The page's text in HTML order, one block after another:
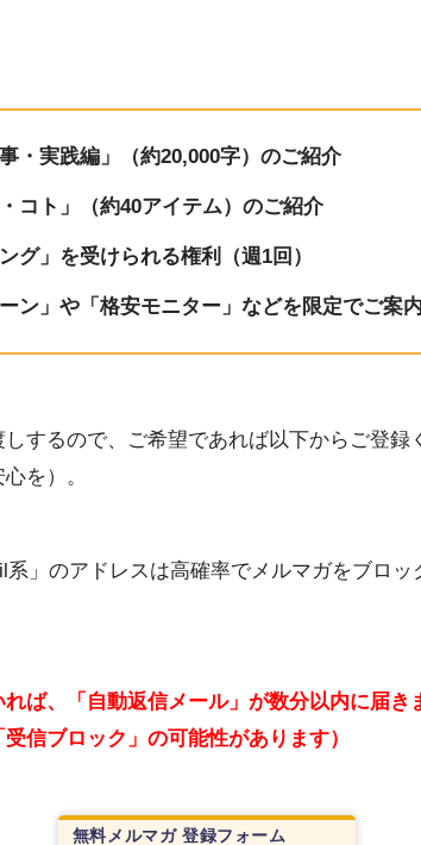
・実践編」（約20,000字）のご紹介
コト」（約40アイテム）のご紹介
グ」を受けられる権利（週1回）
ン」や「格安モニター」などを限定でご案内
するので、ご希望であれば以下からご登録
を）。
」のアドレスは高確率でメルマガをブロッ
ば、「自動返信メール」が数分以内に届き
信ブロック」の可能性があります）
無料メルマガ 登録フォーム